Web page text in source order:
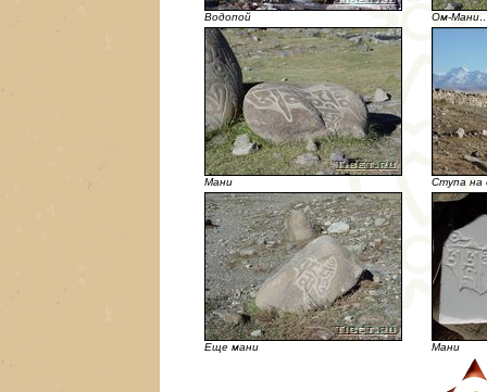
Водопой Ом-
Мани Ступа на
Еще мани Мани